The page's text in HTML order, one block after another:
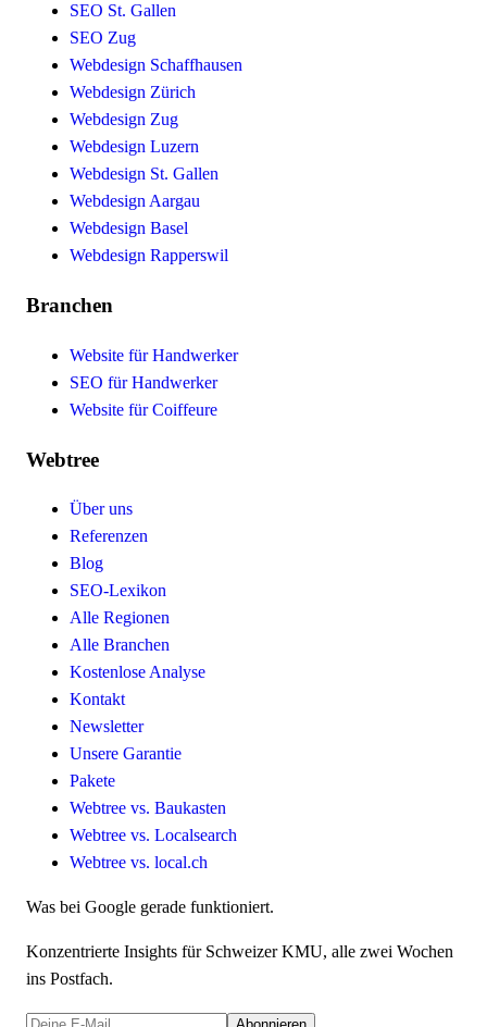
SEO St. Gallen
SEO Zug
Webdesign Schaffhausen
Webdesign Zürich
Webdesign Zug
Webdesign Luzern
Webdesign St. Gallen
Webdesign Aargau
Webdesign Basel
Webdesign Rapperswil
Branchen
Website für Handwerker
SEO für Handwerker
Website für Coiffeure
Webtree
Über uns
Referenzen
Blog
SEO-Lexikon
Alle Regionen
Alle Branchen
Kostenlose Analyse
Kontakt
Newsletter
Unsere Garantie
Pakete
Webtree vs. Baukasten
Webtree vs. Localsearch
Webtree vs. local.ch
Was bei Google gerade funktioniert.
Konzentrierte Insights für Schweizer KMU, alle zwei Wochen
ins Postfach.